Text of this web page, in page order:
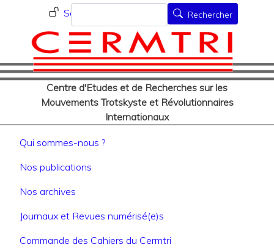
au
contenu
principal
Menu du compte de
Se connecter
Centre d'Etudes et de Recherches sur les
Mouvements Trotskyste et Révolutionnaires
Internationaux
Rechercher Rechercher
Navigation principale
Qui sommes-nous ?
Nos publications
Nos archives
Journaux et Revues numérisé(e)s
Commande des Cahiers du Cermtri